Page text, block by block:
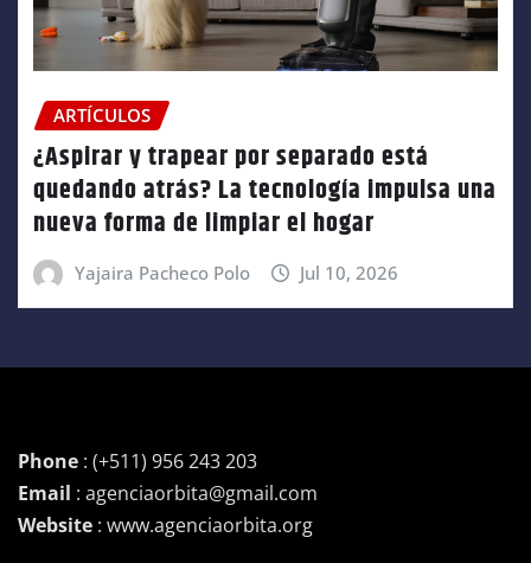
ARTÍCULOS
¿Aspirar y trapear por separado está
quedando atrás? La tecnología impulsa una
nueva forma de limpiar el hogar
Yajaira Pacheco Polo Jul 10, 2026
Phone : (+511) 956 243 203
Email : agenciaorbita@gmail.com
Website : www.agenciaorbita.org